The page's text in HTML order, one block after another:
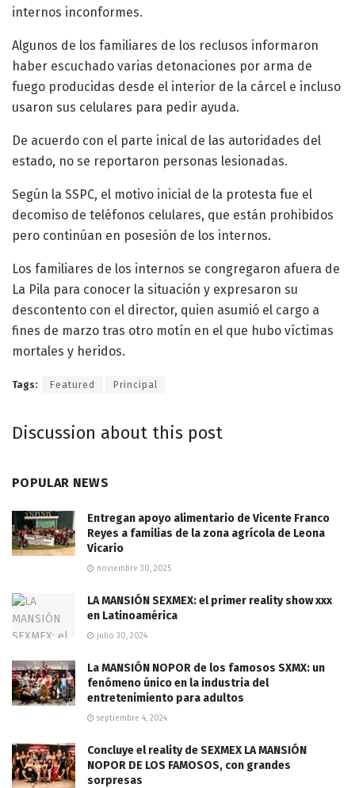
internos inconformes.
Algunos de los familiares de los reclusos informaron
haber escuchado varias detonaciones por arma de
fuego producidas desde el interior de la cárcel e incluso
usaron sus celulares para pedir ayuda.
De acuerdo con el parte inical de las autoridades del
estado, no se reportaron personas lesionadas.
Según la SSPC, el motivo inicial de la protesta fue el
decomiso de teléfonos celulares, que están prohibidos
pero continúan en posesión de los internos.
Los familiares de los internos se congregaron afuera de
La Pila para conocer la situación y expresaron su
descontento con el director, quien asumió el cargo a
fines de marzo tras otro motín en el que hubo víctimas
mortales y heridos.
Tags: Featured Principal
Discussion about this post
POPULAR NEWS
Entregan apoyo alimentario de Vicente Franco
Reyes a familias de la zona agrícola de Leona
Vicario
noviembre 30, 2025
LA MANSIÓN SEXMEX: el primer reality show xxx
en Latinoamérica
julio 30, 2024
La MANSIÓN NOPOR de los famosos SXMX: un
fenómeno único en la industria del
entretenimiento para adultos
septiembre 4, 2024
Concluye el reality de SEXMEX LA MANSIÓN
NOPOR DE LOS FAMOSOS, con grandes
sorpresas